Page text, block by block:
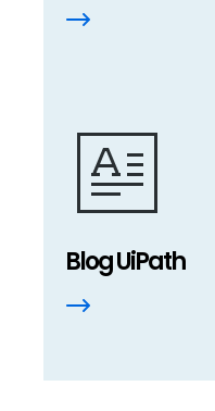
Blog UiPath